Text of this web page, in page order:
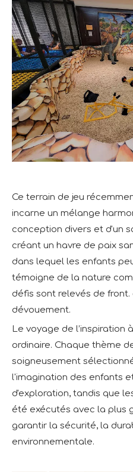
Ce terrain de jeu
incarne un mélange
conception divers et d'un
créant un havre de paix
dans lequel les enfants
témoigne de la nature
défis sont relevés de
dévouement.
Le voyage de
ordinaire. Chaque thème
soigneusement
l'imagination des enfants
d'exploration, tandis que
été exécutés avec la plus
garantir la sécurité, la
environnementale.